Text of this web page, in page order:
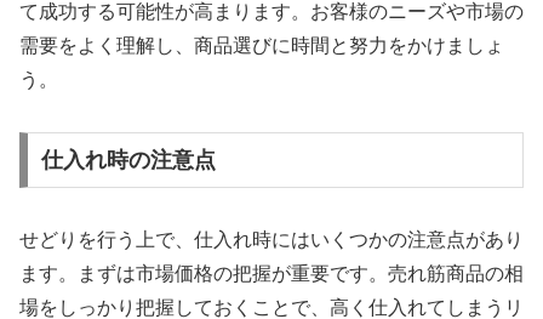
て成功する可能性が高まります。お客様のニーズや市場の
需要をよく理解し、商品選びに時間と努力をかけましょ
う。
仕入れ時の注意点
せどりを行う上で、仕入れ時にはいくつかの注意点があり
ます。まずは市場価格の把握が重要です。売れ筋商品の相
場をしっかり把握しておくことで、高く仕入れてしまうリ